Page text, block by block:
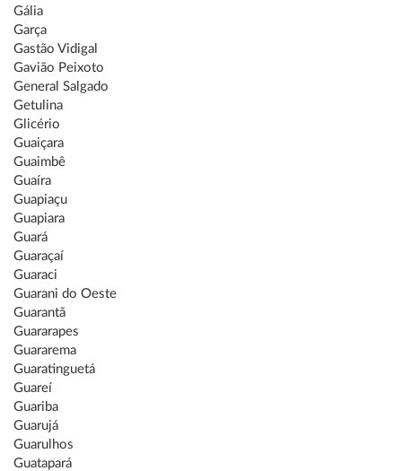
Gália
Garça
Gastão Vidigal
Gavião Peixoto
General Salgado
Getulina
Glicério
Guaiçara
Guaimbê
Guaíra
Guapiaçu
Guapiara
Guará
Guaraçaí
Guaraci
Guarani do Oeste
Guarantã
Guararapes
Guararema
Guaratinguetá
Guareí
Guariba
Guarujá
Guarulhos
Guatapará